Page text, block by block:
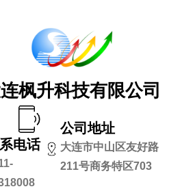
枫升科技有限公司
电话
公司地址
大连市中山区友好路
211号商务特区703